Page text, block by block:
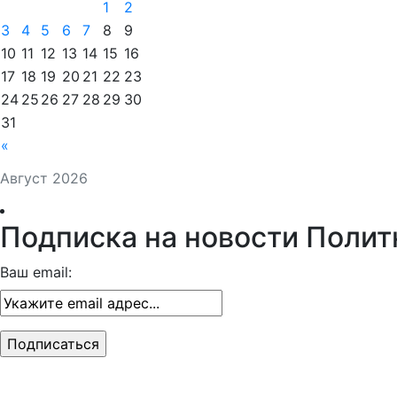
Август 2026
«
1
2
3
4 5 6 7 8
9
10 11 12 13 14 15 16
17 18 19 20 21 22 23
24 25 26 27 28 29 30
31
Подписка на новости
Ваш email: